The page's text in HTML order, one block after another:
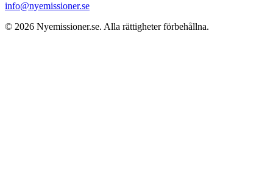
info@nyemissioner.se
© 2026 Nyemissioner.se. Alla rättigheter förbehållna.